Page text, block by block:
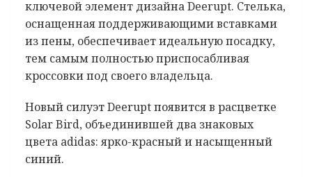
ключевой элемент дизайна Deerupt. Стелька,
оснащенная поддерживающими вставками
из пены, обеспечивает идеальную посадку,
тем самым полностью приспосабливая
кроссовки под своего владельца.
Новый силуэт Deerupt появится в расцветке
Solar Bird, объединившей два знаковых
цвета adidas: ярко-красный и насыщенный
синий.